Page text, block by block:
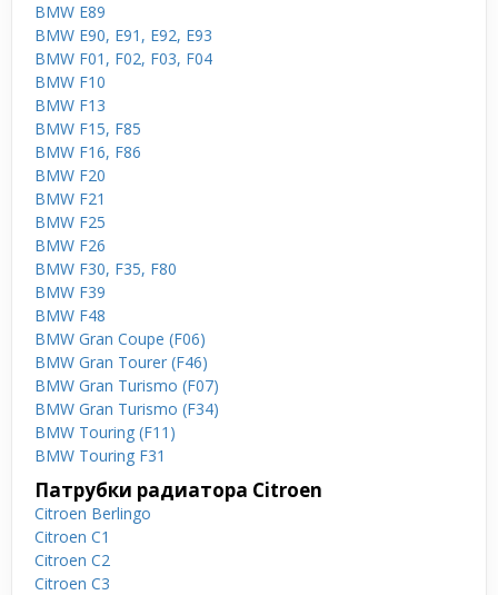
BMW E89
BMW E90, E91, E92, E93
BMW F01, F02, F03, F04
BMW F10
BMW F13
BMW F15, F85
BMW F16, F86
BMW F20
BMW F21
BMW F25
BMW F26
BMW F30, F35, F80
BMW F39
BMW F48
BMW Gran Coupe (F06)
BMW Gran Tourer (F46)
BMW Gran Turismo (F07)
BMW Gran Turismo (F34)
BMW Touring (F11)
BMW Touring F31
Патрубки радиатора Citroen
Citroen Berlingo
Citroen C1
Citroen C2
Citroen C3